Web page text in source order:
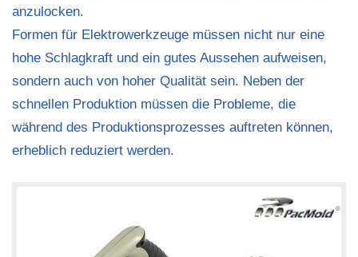
anzulocken.
Formen für Elektrowerkzeuge müssen nicht nur eine
hohe Schlagkraft und ein gutes Aussehen aufweisen,
sondern auch von hoher Qualität sein. Neben der
schnellen Produktion müssen die Probleme, die
während des Produktionsprozesses auftreten können,
erheblich reduziert werden.